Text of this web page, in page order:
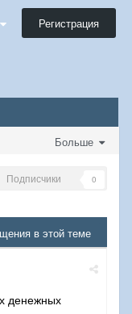
Регистрация
Больше
Подписчики 0
в этой теме
денежных